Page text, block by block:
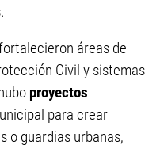
áreas de
Civil y sistemas
proyectos
para crear
o guardias urbanas,